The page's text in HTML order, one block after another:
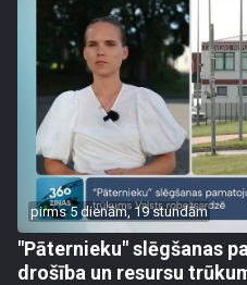
pirms 5 dienām, 19 stundām
"Pāternieku" slēgšanas
drošība un resursu